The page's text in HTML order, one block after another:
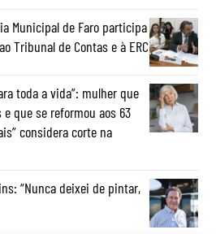
Municipal de Faro participa
Tribunal de Contas e à ERC
toda a vida”: mulher que
que se reformou aos 63
considera corte na
“Nunca deixei de pintar,